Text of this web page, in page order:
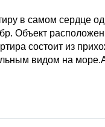
в самом сердце
Объект
состоит из
видом на